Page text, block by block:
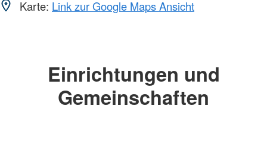
Karte: Link zur Google Maps Ansicht
Einrichtungen und
Gemeinschaften